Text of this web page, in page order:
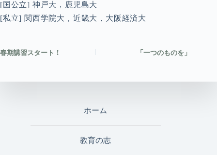
[国公立] 神戸大，鹿児島大
[私立] 関西学院大，近畿大，大阪経済大
春期講習スタート！ 「一つのものを」
ホーム
教育の志